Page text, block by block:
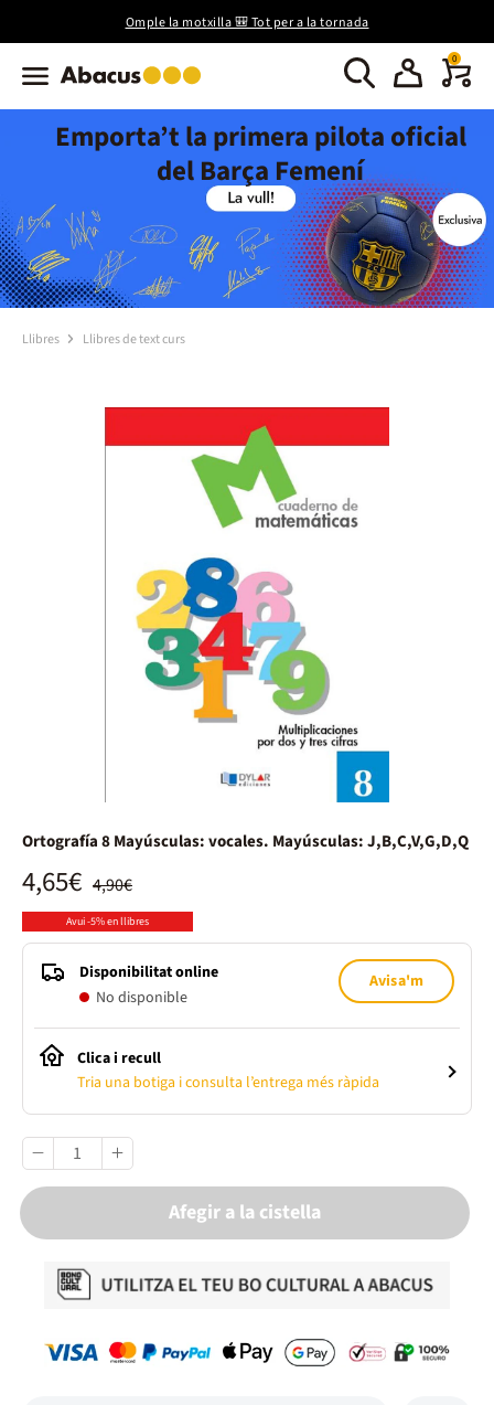
Omple la motxilla 🎒 Tot per a la tornada
0
Emporta’t la primera pilota oficial
del Barça Femení
Llibres Llibres de text curs
Ortografía 8 Mayúsculas: vocales. Mayúsculas: J,B,C,V,G,D,Q
4,90€
4,65€
Avui -5% en llibres
Disponibilitat online
No disponible
Avisa'm
Clica i recull
Tria una botiga i consulta l’entrega més ràpida
Afegir a la cistella